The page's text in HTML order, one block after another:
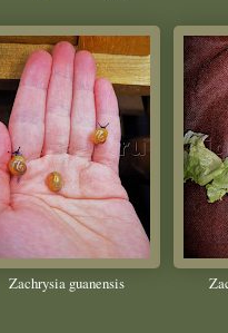
Zachrysia guanensis